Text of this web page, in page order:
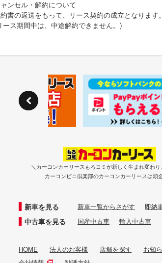
ンセル・解約について
書の返送をもって、リース契約の成立となります
ース期間中は、中途解約できません。)
＼カーコンカーリースもろコミが新しく生まれ変わり
カーコンビニ倶楽部のカーコンカーリースは頭
新車を見る 新車一覧からさがす 即納
中古車を見る 国産中古車 輸入中古車
HOME 法人のお客様 店舗を探す お知